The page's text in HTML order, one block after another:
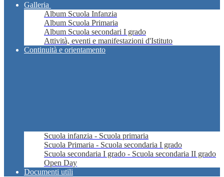
Galleria
Album Scuola Infanzia
Album Scuola Primaria
Album Scuola secondari I grado
Attività, eventi e manifestazioni d'Istituto
Continuità e orientamento
Scuola infanzia - Scuola primaria
Scuola Primaria - Scuola secondaria I grado
Scuola secondaria I grado - Scuola secondaria II grado
Open Day
Documenti utili